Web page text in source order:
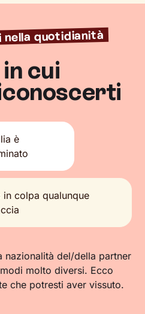
quotidianità
cui
è
in colpa qualunque
nazionalità del/della partner
molto diversi. Ecco
che potresti aver vissuto.